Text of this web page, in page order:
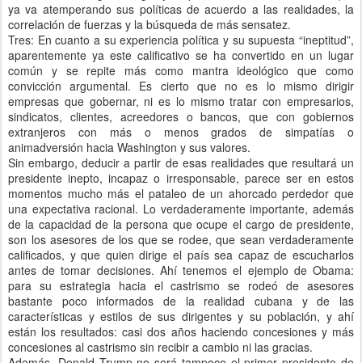
ya va atemperando sus políticas de acuerdo a las realidades, la
correlación de fuerzas y la búsqueda de más sensatez.
Tres: En cuanto a su experiencia política y su supuesta “ineptitud”,
aparentemente ya este calificativo se ha convertido en un lugar
común y se repite más como mantra ideológico que como
convicción argumental. Es cierto que no es lo mismo dirigir
empresas que gobernar, ni es lo mismo tratar con empresarios,
sindicatos, clientes, acreedores o bancos, que con gobiernos
extranjeros con más o menos grados de simpatías o
animadversión hacia Washington y sus valores.
Sin embargo, deducir a partir de esas realidades que resultará un
presidente inepto, incapaz o irresponsable, parece ser en estos
momentos mucho más el pataleo de un ahorcado perdedor que
una expectativa racional. Lo verdaderamente importante, además
de la capacidad de la persona que ocupe el cargo de presidente,
son los asesores de los que se rodee, que sean verdaderamente
calificados, y que quien dirige el país sea capaz de escucharlos
antes de tomar decisiones. Ahí tenemos el ejemplo de Obama:
para su estrategia hacia el castrismo se rodeó de asesores
bastante poco informados de la realidad cubana y de las
características y estilos de sus dirigentes y su población, y ahí
están los resultados: casi dos años haciendo concesiones y más
concesiones al castrismo sin recibir a cambio ni las gracias.